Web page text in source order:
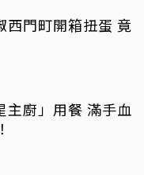
西門町開箱扭蛋 竟
主廚」用餐 滿手血